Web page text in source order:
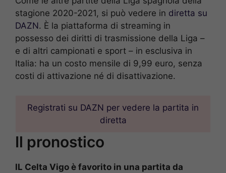
stagione 2020-2021, si può vedere in diretta su
DAZN. È la piattaforma di streaming in
possesso dei diritti di trasmissione della Liga –
e di altri campionati e sport – in esclusiva in
Italia: ha un costo mensile di 9,99 euro, senza
costi di attivazione né di disattivazione.
Registrati su DAZN per vedere la partita in
diretta
Il pronostico
IL Celta Vigo è favorito in una partita da